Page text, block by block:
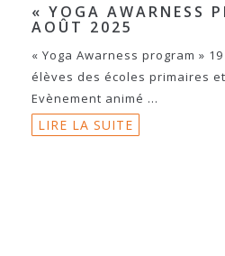
« YOGA AWARNESS
AOÛT 2025
« Yoga Awarness program »
élèves des écoles primaires
Evènement animé ...
LIRE LA SUITE